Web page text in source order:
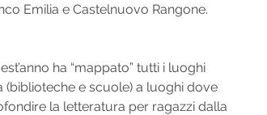
Emilia e Castelnuovo Rangone.
ha “mappato” tutti i luoghi
e scuole) a luoghi dove
la letteratura per ragazzi dalla